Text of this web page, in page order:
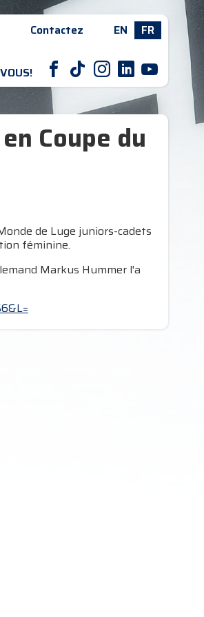
Contactez EN FR
F T I L Y
Coupe du
de Luge juniors-cadets
féminine.
Markus Hummer l'a